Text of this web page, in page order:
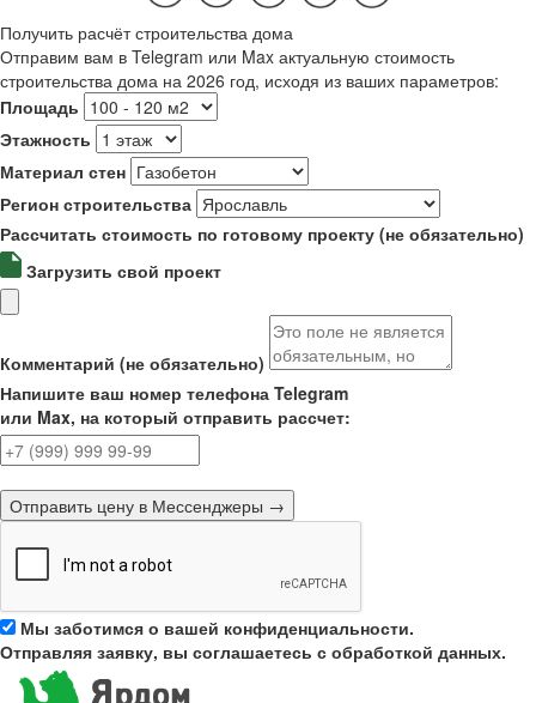
Получить расчёт строительства дома
Отправим вам в Telegram или Max актуальную стоимость
строительства дома на 2026 год, исходя из ваших параметров:
Площадь
Этажность
Материал стен
Регион строительства
Рассчитать стоимость по готовому проекту (не обязательно)
Загрузить свой проект
Комментарий (не обязательно)
Напишите ваш номер телефона Telegram
или Max, на который отправить рассчет:
Отправить цену в Мессенджеры →
Мы заботимся о вашей конфиденциальности.
Отправляя заявку, вы соглашаетесь с обработкой данных.